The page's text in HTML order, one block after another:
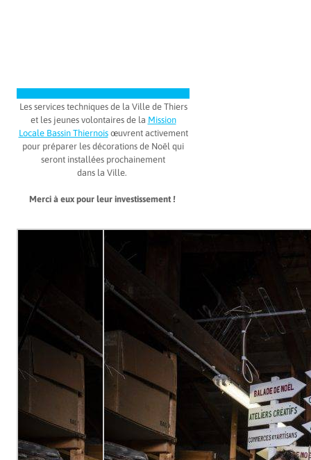
Les services techniques de la Ville de Thiers
et les jeunes volontaires de la Mission
Locale Bassin Thiernoisœuvrent activement
pour préparer les décorations de Noël qui
seront installées prochainement
dans la Ville.
Merci à eux pour leur investissement !